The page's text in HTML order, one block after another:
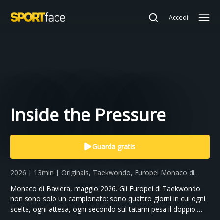
Accedi
Inside the Pressure
Guarda gratis
2026 | 13min | Originals, Taekwondo, Europei Monaco di
Monaco di Baviera, maggio 2026. Gli Europei di Taekwondo
non sono solo un campionato: sono quattro giorni in cui ogni
scelta, ogni attesa, ogni secondo sul tatami pesa il doppio.